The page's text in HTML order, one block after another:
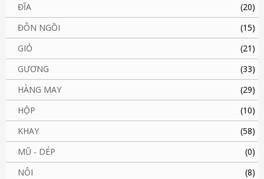
ĐĨA
(20)
ĐÔN NGỒI
(15)
GIỎ
(21)
GƯƠNG
(33)
HÀNG MAY
(29)
HỘP
(10)
KHAY
(58)
MŨ - DÉP
(0)
NÔI
(8)